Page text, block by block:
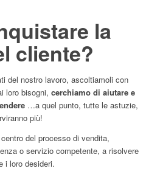
la
cliente?
del nostro lavoro, ascoltiamoli con
loro bisogni, cerchiamo di aiutare e
…a quel punto, tutte le astuzie,
più!
del processo di vendita,
o servizio competente, a risolvere
i loro desideri.